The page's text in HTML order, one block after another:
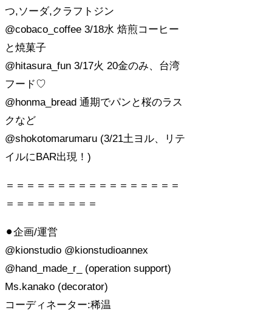
つ,ソーダ,クラフトジン
@cobaco_coffee 3/18水 焙煎コーヒー
と焼菓子
@hitasura_fun 3/17火 20金のみ、台湾
フード♡
@honma_bread 通期でパンと桜のラス
クなど
@shokotomarumaru (3/21土ヨル、リテ
イルにBAR出現！)
＝＝＝＝＝＝＝＝＝＝＝＝＝＝＝＝＝
＝＝＝＝＝＝＝＝＝
⚫︎企画/運営
@kionstudio @kionstudioannex
@hand_made_r_ (operation support)
Ms.kanako (decorator)
コーディネーター:稀温